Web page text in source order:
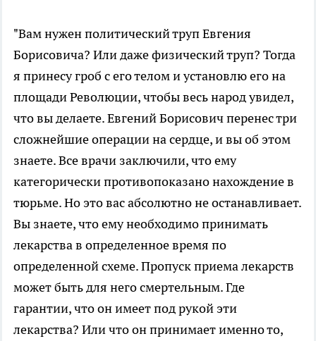
"Вам нужен политический труп Евгения
Борисовича? Или даже физический труп? Тогда
я принесу гроб с его телом и установлю его на
площади Революции, чтобы весь народ увидел,
что вы делаете. Евгений Борисович перенес три
сложнейшие операции на сердце, и вы об этом
знаете. Все врачи заключили, что ему
категорически противопоказано нахождение в
тюрьме. Но это вас абсолютно не останавливает.
Вы знаете, что ему необходимо принимать
лекарства в определенное время по
определенной схеме. Пропуск приема лекарств
может быть для него смертельным. Где
гарантии, что он имеет под рукой эти
лекарства? Или что он принимает именно то,